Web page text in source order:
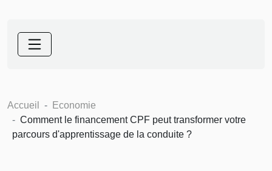
Accueil
Economie
Comment le financement CPF peut transformer votre
parcours d'apprentissage de la conduite ?